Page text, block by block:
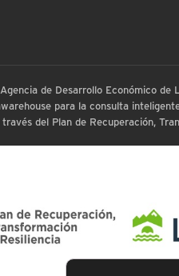
de Desarrollo Económico
para la consulta
del Plan de Recuperación,